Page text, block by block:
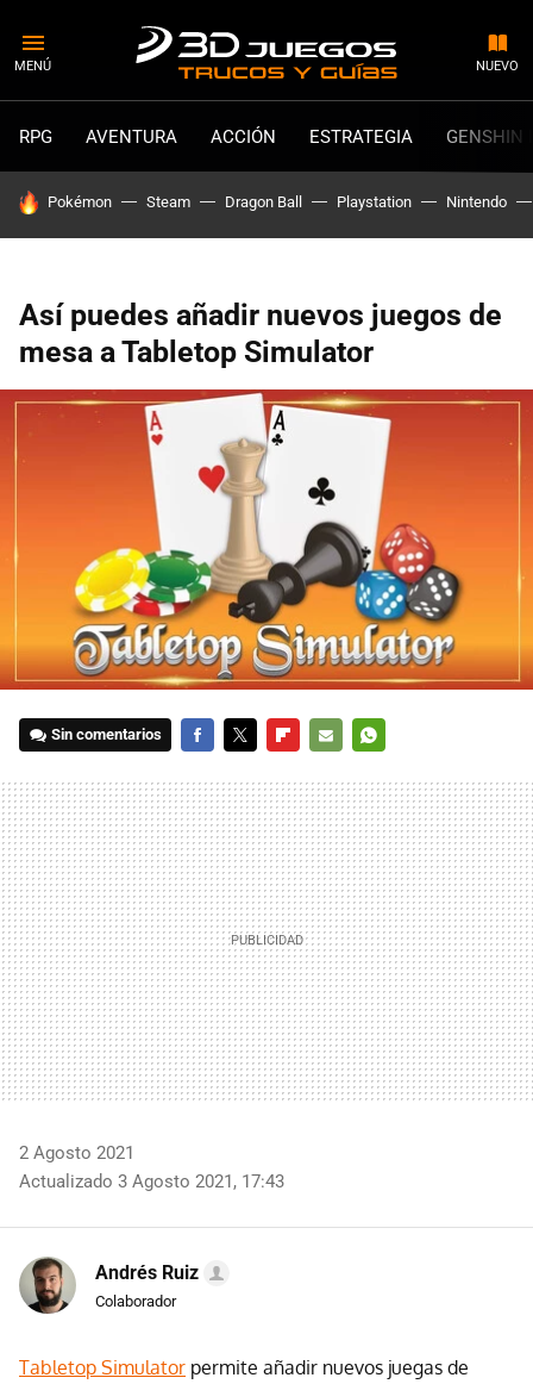
MENÚ NUEVO
RPG AVENTURA ACCIÓN ESTRATEGIA GENSHIN
HOY SE HABLA DE
Pokémon Steam Dragon Ball Playstation Nintendo
Así puedes añadir nuevos juegos de
mesa a Tabletop Simulator
Sin comentarios
MAIL
2 Agosto 2021
Actualizado 3 Agosto 2021, 17:43
Andrés Ruiz
Colaborador
Tabletop Simulator permite añadir nuevos juegas de